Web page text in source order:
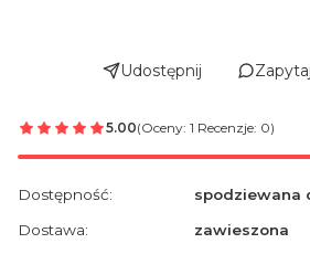
Udostępnij
5.00(Oceny: 1 Recenzje: 0)
Dostępność:
spodziewana
Dostawa:
zawieszona